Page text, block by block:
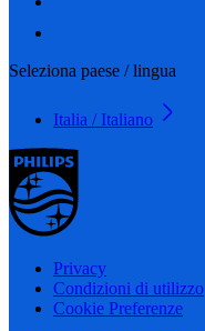
Seleziona paese / lingua
Italia / Italiano
Privacy
Condizioni di utilizzo
Cookie Preferenze